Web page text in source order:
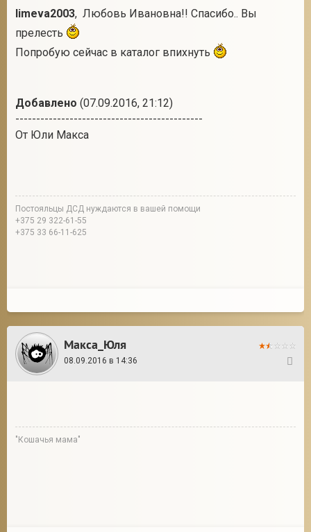
limeva2003, Любовь Ивановна!! Спасибо.. Вы
прелесть
Попробую сейчас в каталог впихнуть
Добавлено (07.09.2016, 21:12)
---------------------------------------------
От Юли Макса
Постояльцы ДСД нуждаются в вашей помощи
+375 29 322-61-55
+375 33 66-11-625
Макса_Юля
08.09.2016 в 14:36
"Кошачья мама"